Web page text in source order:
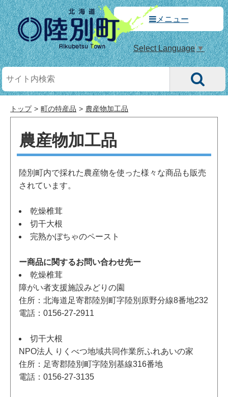
メニュー
Select Language▼
トップ 町の特産品 農産物加工品
農産物加工品
陸別町内で採れた農産物を使った様々な商品も販売
されています。
乾燥椎茸
切干大根
完熟かぼちゃのペースト
ー商品に関するお問い合わせ先ー
乾燥椎茸
障がい者支援施設みどりの園
住所：北海道足寄郡陸別町字陸別原野分線8番地232
電話：0156-27-2911
切干大根
NPO法人 りくべつ地域共同作業所ふれあいの家
住所：足寄郡陸別町字陸別基線316番地
電話：0156-27-3135